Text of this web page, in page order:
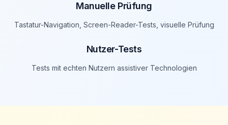
Manuelle Prüfung
Tastatur-Navigation, Screen-Reader-Tests, visuelle Prüfung
Nutzer-Tests
Tests mit echten Nutzern assistiver Technologien